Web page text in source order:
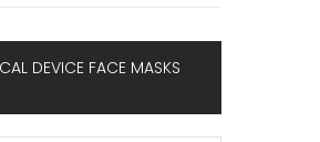
DEVICE FACE MASKS